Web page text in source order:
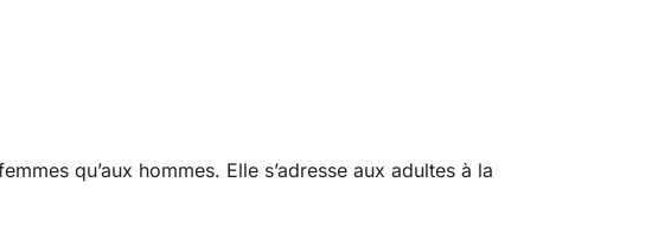
qu’aux hommes. Elle s’adresse aux adultes à la